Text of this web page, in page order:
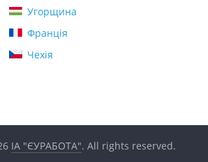
Угорщина
Франція
Чехія
ІА "ЄУРАБОТА". All rights reserved.